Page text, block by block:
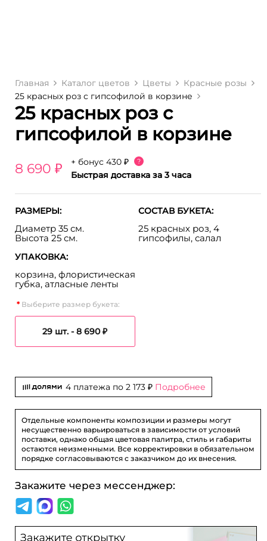
Главная Каталог цветов Цветы
Красные розы
25 красных роз с гипсофилой в корзине
25 красных роз с
гипсофилой в корзине
8 690 ₽ + бонус 430 ₽ ?
Быстрая доставка за 3 часа
РАЗМЕРЫ:
Диаметр 35 см.
Высота 25 см.
СОСТАВ БУКЕТА:
25 красных роз, 4
гипсофилы, салал
УПАКОВКА:
корзина, флористическая
губка, атласные ленты
Выберите размер букета:
29 шт. -8 690 ₽
4 платежа по 2 173 ₽ Подробнее
Отдельные компоненты композиции и размеры могут
несущественно варьироваться в зависимости от условий
поставки, однако общая цветовая палитра, стиль и габариты
остаются неизменными. Все корректировки в обязательном
порядке согласовываются с заказчиком до их внесения.
Закажите через мессенджер: